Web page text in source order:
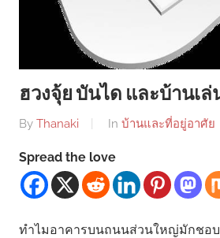
ฮวงจุ้ย บันได และบ้านเ
By Thanaki In บ้านและที่อยู่อาศัย
Spread the love
ทำไมอาคารบนถนนส่วนใหญ่มักชอบ